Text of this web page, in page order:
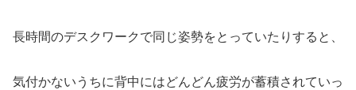
長時間のデスクワークで同じ姿勢をとっていたりすると、
気付かないうちに背中にはどんどん疲労が蓄積されていっ